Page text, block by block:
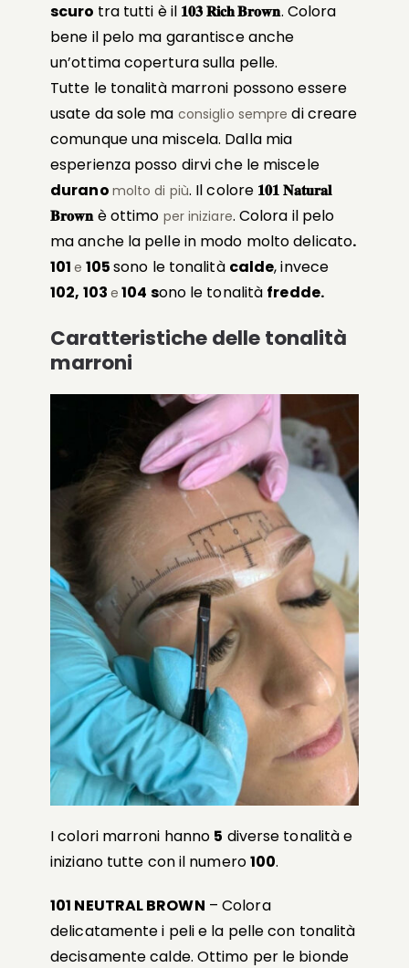
scuro tra tutti è il 𝟏𝟎𝟑 𝐑𝐢𝐜𝐡 𝐁𝐫𝐨𝐰𝐧. Colora
bene il pelo ma garantisce anche
un’ottima copertura sulla pelle.
Tutte le tonalità marroni possono essere
usate da sole ma consiglio sempre di creare
comunque una miscela. Dalla mia
esperienza posso dirvi che le miscele
durano molto di più. Il colore 𝟏𝟎𝟏 𝐍𝐚𝐭𝐮𝐫𝐚𝐥
𝐁𝐫𝐨𝐰𝐧è ottimo per iniziare. Colora il pelo
ma anche la pelle in modo molto delicato.
101e 105sono le tonalità calde, invece
102, 103 e 104 sono le tonalità fredde.
Caratteristiche delle tonalità
marroni
I colori marroni hanno 5 diverse tonalità e
iniziano tutte con il numero100.
101 NEUTRAL BROWN – Colora
delicatamente i peli e la pelle con tonalità
decisamente calde. Ottimo per le bionde